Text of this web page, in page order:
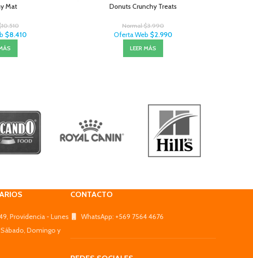
Mat
10.510
$8.410
Donuts Crunchy Treats
Normal$3.990
Oferta Web $2.990
LEER MÁS
Providencia - Lunes
Domingo y
CONTACTO
WhatsApp: +569 7564 4676